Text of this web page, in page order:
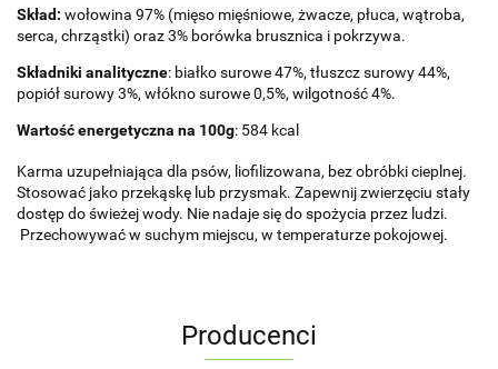
Skład: wołowina 97% (mięso mięśniowe, żwacze, płuca, wątroba,
serca, chrząstki) oraz 3% borówka brusznica i pokrzywa.
Składniki analityczne: białko surowe 47%, tłuszcz surowy 44%,
popiół surowy 3%, włókno surowe 0,5%, wilgotność 4%.
Wartość energetyczna na 100g: 584 kcal
Karma uzupełniająca dla psów, liofilizowana, bez obróbki cieplnej.
Stosować jako przekąskę lub przysmak. Zapewnij zwierzęciu stały
dostęp do świeżej wody. Nie nadaje się do spożycia przez ludzi.
Przechowywać w suchym miejscu, w temperaturze pokojowej.
Producenci